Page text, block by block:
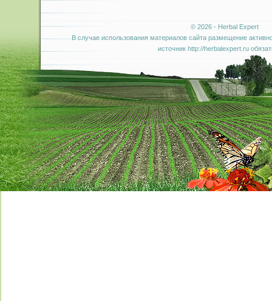
© 2026 - Herbal Expert
В случае использования материалов сайта размещение
источник http://herbalexpert.ru